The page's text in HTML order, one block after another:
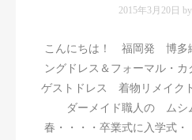
2015年3月20日 by
こんにちは！ 福岡発 博
ングドレス＆フォーマル・カ
ゲストドレス 着物リメイク
ダーメイド職人の ムシ
春・・・・卒業式に入学式・